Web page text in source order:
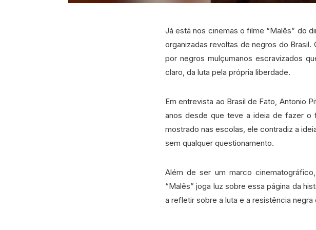
Já está nos cinemas o filme “Malês” do
organizadas revoltas de negros do
por negros mulçumanos escravizados
claro, da luta pela própria liberdade.
Em entrevista ao Brasil de Fato, Antonio
anos desde que teve a ideia de fazer o
mostrado nas escolas, ele contradiz a
sem qualquer questionamento.
Além de ser um marco
“Malês” joga luz sobre essa página da
a refletir sobre a luta e a resistência negra